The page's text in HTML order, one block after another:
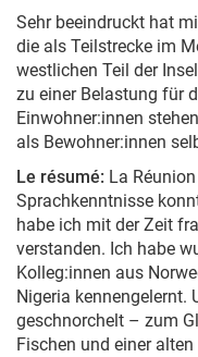
Sehr beeindruckt hat
die als Teilstrecke im
westlichen Teil der
zu einer Belastung für
Einwohner:innen
als Bewohner:innen
Le résumé: La
Sprachkenntnisse
habe ich mit der Zeit
verstanden. Ich habe
Kolleg:innen aus
Nigeria kennengelernt.
geschnorchelt – zum
Fischen und einer